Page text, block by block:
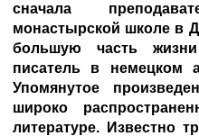
сначала
монастырской школе в
большую часть
писатель в немецком
Упомянутое
широко
литературе. Известно